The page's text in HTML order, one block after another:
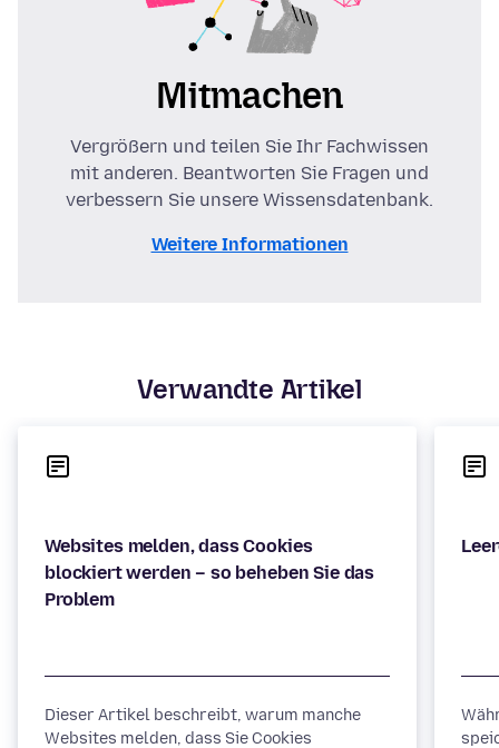
Mitmachen
Vergrößern und teilen Sie Ihr Fachwissen
mit anderen. Beantworten Sie Fragen und
verbessern Sie unsere Wissensdatenbank.
Weitere Informationen
Verwandte Artikel
Websites melden, dass Cookies
blockiert werden – so beheben Sie das
Problem
Dieser Artikel beschreibt, warum manche
Websites melden, dass Sie Cookies